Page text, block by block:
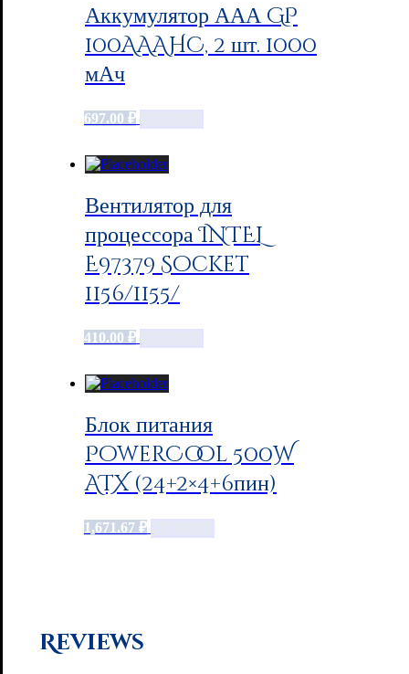
Аккумулятор ААА GP
100AAAHC, 2 шт. 1000
мАч
697.00 ₽
Вентилятор для
процессора INTEL
E97379 Socket
1156/1155/
410.00 ₽
Блок питания
PowerCool 500W
ATX (24+2×4+6пин)
1,671.67 ₽
Reviews